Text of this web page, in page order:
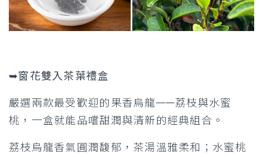
➥窗花雙入茶葉禮盒
嚴選兩款最受歡迎的果香烏龍——荔枝與水蜜
桃，一盒就能品嚐甜潤與清新的經典組合。
荔枝烏龍香氣圓潤馥郁，茶湯溫雅柔和；水蜜桃